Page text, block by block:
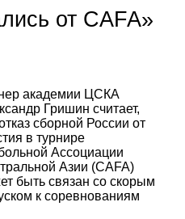
от CAFA»
академии ЦСКА
Гришин считает,
сборной России от
в турнире
Ассоциации
Азии (CAFA)
быть связан со скорым
к соревнованиям